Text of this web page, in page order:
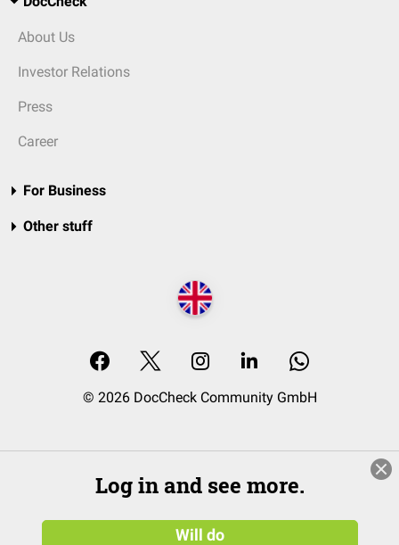
About Us
Investor Relations
Press
Career
For Business
Other stuff
© 2026 DocCheck Community GmbH
Log in and see more.
Will do